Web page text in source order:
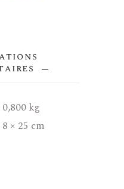
0,800 kg
8 × 25 cm